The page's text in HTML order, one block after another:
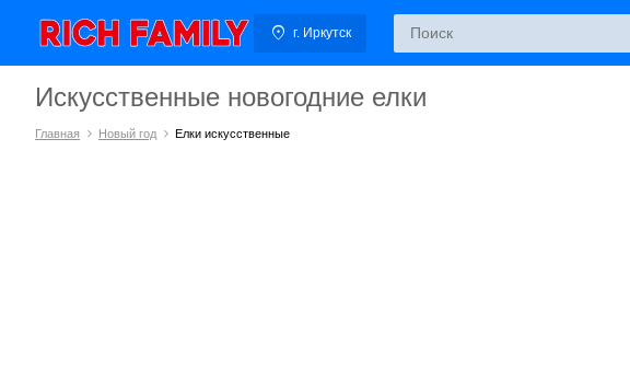
г. Иркутск
Искусственные новогодние елки
Главная Новый год Елки искусственные